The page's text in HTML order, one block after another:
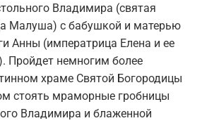
Владимира (святая
Малуша) с бабушкой и матерью
Анны (императрица Елена и ее
Пройдет немногим более
храме Святой Богородицы
стоять мраморные гробницы
Владимира и блаженной